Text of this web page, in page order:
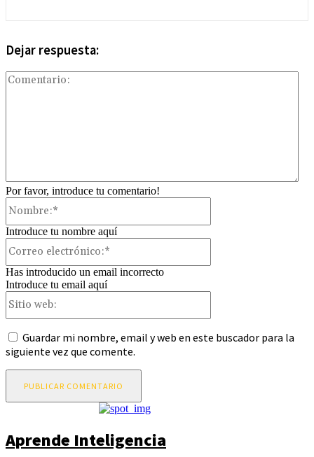
Dejar respuesta:
Por favor, introduce tu comentario!
Introduce tu nombre aquí
Has introducido un email incorrecto
Introduce tu email aquí
Guardar mi nombre, email y web en este buscador para la
siguiente vez que comente.
Aprende Inteligencia